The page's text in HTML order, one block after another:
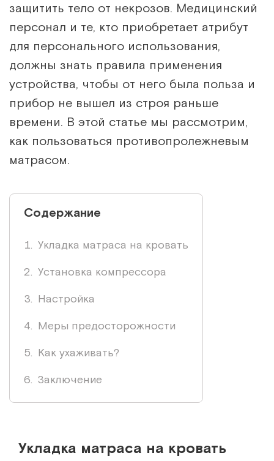
защитить тело от некрозов. Медицинский
персонал и те, кто приобретает атрибут
для персонального использования,
должны знать правила применения
устройства, чтобы от него была польза и
прибор не вышел из строя раньше
времени. В этой статье мы рассмотрим,
как пользоваться противопролежневым
матрасом.
Содержание
Укладка матраса на кровать
Установка компрессора
Настройка
Меры предосторожности
Как ухаживать?
Заключение
Укладка матраса на кровать